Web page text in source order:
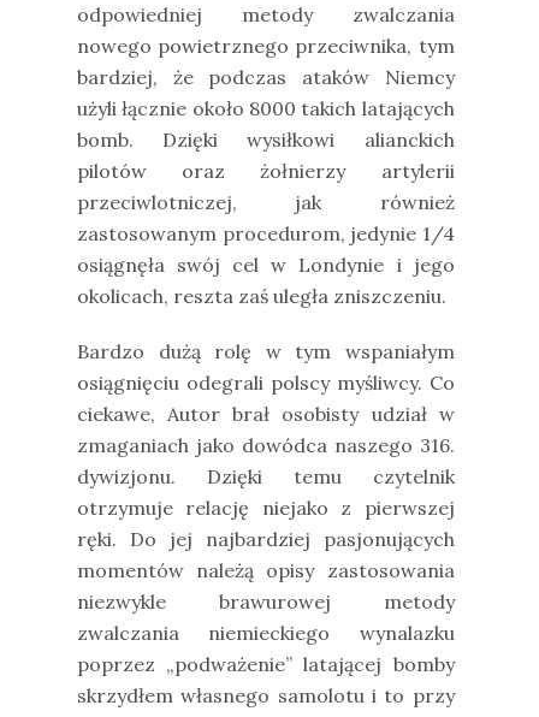
odpowiedniej metody zwalczania
nowego powietrznego przeciwnika, tym
bardziej, że podczas ataków Niemcy
użyli łącznie około 8000 takich latających
bomb. Dzięki wysiłkowi alianckich
pilotów oraz żołnierzy artylerii
przeciwlotniczej, jak również
zastosowanym procedurom, jedynie 1/4
osiągnęła swój cel w Londynie i jego
okolicach, reszta zaś uległa zniszczeniu.
Bardzo dużą rolę w tym wspaniałym
osiągnięciu odegrali polscy myśliwcy. Co
ciekawe, Autor brał osobisty udział w
zmaganiach jako dowódca naszego 316.
dywizjonu. Dzięki temu czytelnik
otrzymuje relację niejako z pierwszej
ręki. Do jej najbardziej pasjonujących
momentów należą opisy zastosowania
niezwykle brawurowej metody
zwalczania niemieckiego wynalazku
poprzez „podważenie” latającej bomby
skrzydłem własnego samolotu i to przy